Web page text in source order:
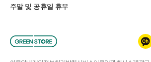
주말 및 공휴일 휴무